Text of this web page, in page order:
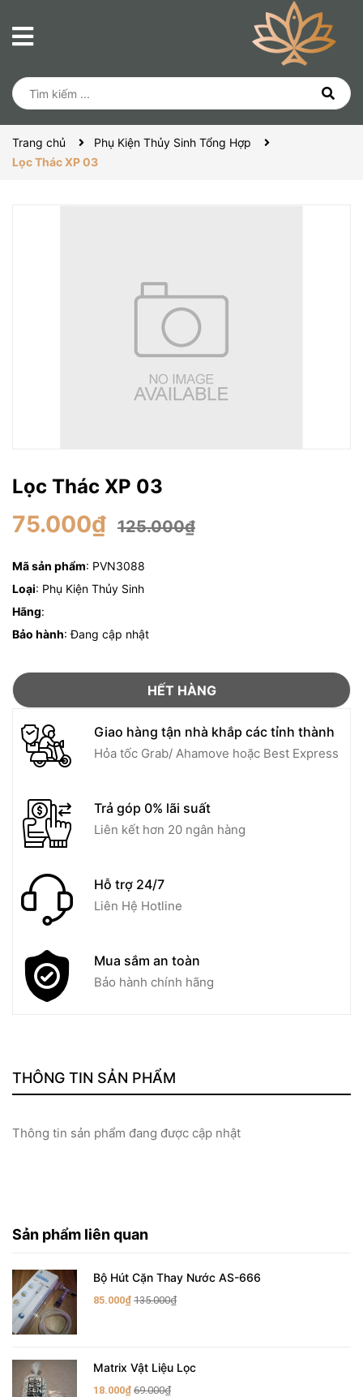
Trang chủ
Phụ Kiện Thủy Sinh Tổng Hợp
Lọc Thác XP 03
Lọc Thác XP 03
75.000₫ 125.000₫
Mã sản phẩm: PVN3088
Loại: Phụ Kiện Thủy Sinh
Hãng:
Bảo hành: Đang cập nhật
HẾT HÀNG
Giao hàng tận nhà khắp các tỉnh thành
Hỏa tốc Grab/ Ahamove hoặc Best Express
Trả góp 0% lãi suất
Liên kết hơn 20 ngân hàng
Hỗ trợ 24/7
Liên Hệ Hotline
Mua sắm an toàn
Bảo hành chính hãng
THÔNG TIN SẢN PHẨM
Thông tin sản phẩm đang được cập nhật
Sản phẩm liên quan
Bộ Hút Cặn Thay Nước AS-666
85.000₫ 135.000₫
Matrix Vật Liệu Lọc
18.000₫ 69.000₫